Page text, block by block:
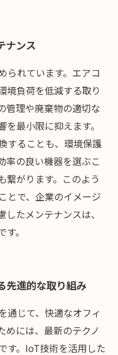
ナンス
られています。エアコ
境負荷を低減する取り
管理や廃棄物の適切な
最小限に抑えます。
することも、環境保護
率の良い機器を選ぶこ
繋がります。このよう
とで、企業のイメージ
たメンテナンスは、
。
先進的な取り組み
通じて、快適なオフィ
めには、最新のテクノ
す。IoT技術を活用した